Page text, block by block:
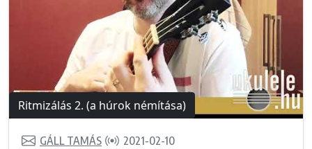
Ritmizálás 2. (a húrok némítása)
GÁLL TAMÁS 2021-02-10